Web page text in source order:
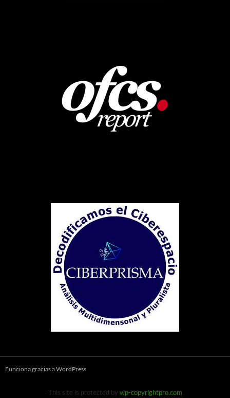
Funciona gracias a WordPress
This site is protected by wp-copyrightpro.com